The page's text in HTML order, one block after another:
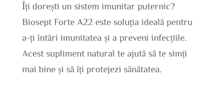
Îți dorești un sistem imunitar puternic?
Biosept Forte A22 este soluția ideală pentru
a-ți întări imunitatea și a preveni infecțiile.
Acest supliment natural te ajută să te simți
mai bine și să îți protejezi sănătatea.